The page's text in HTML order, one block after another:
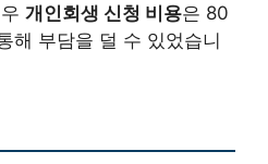
개인회생 신청 비용은 80
해 부담을 덜 수 있었습니